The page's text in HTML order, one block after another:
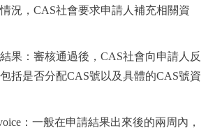
況，CAS社會要求申請人補充相關資
果：審核通過後，CAS社會向申請人反
括是否分配CAS號以及具體的CAS號資
：一般在申請結果出來後的兩周內，